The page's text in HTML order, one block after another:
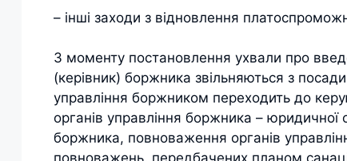
– інші заходи з відновлення
З моменту постановлення ухвали про
(керівник) боржника звільняються з
управління боржником переходить до
органів управління боржника –
боржника, повноваження органів